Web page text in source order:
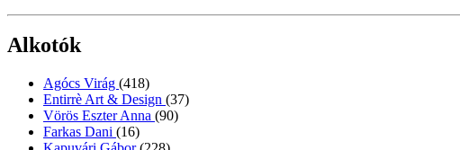
Alkotók
Agócs Virág (418)
Entirrè Art & Design (37)
Vörös Eszter Anna (90)
Farkas Dani (16)